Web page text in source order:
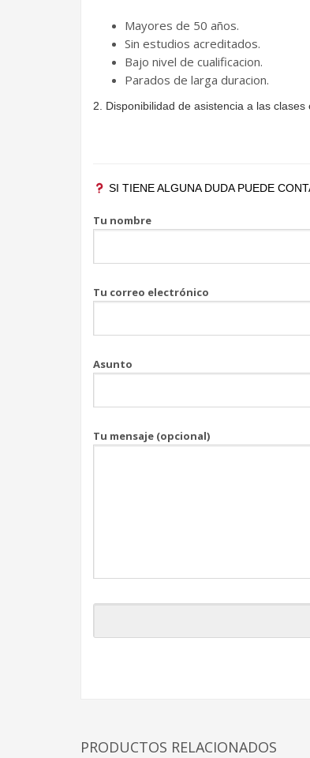
Mayores de 50 años.
Sin estudios acreditados.
Bajo nivel de cualificacion.
Parados de larga duracion.
2. Disponibilidad de asistencia a las clases
SI TIENE ALGUNA DUDA PUEDE
Tu nombre
Tu correo electrónico
Asunto
Tu mensaje (opcional)
PRODUCTOS RELACIONADOS